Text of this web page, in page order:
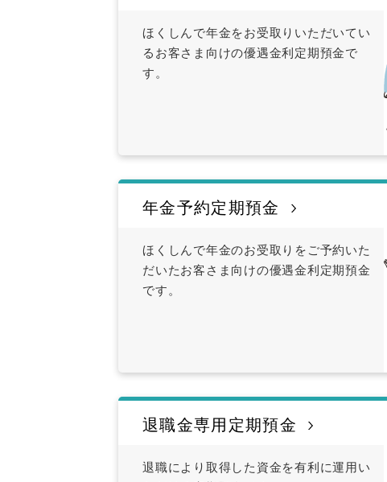
ほくしんで年金をお受取りいただいてい
るお客さま向けの優遇金利定期預金で
す。
年金予約定期預金
ほくしんで年金のお受取りをご予約いた
だいたお客さま向けの優遇金利定期預金
です。
退職金専用定期預金
退職により取得した資金を有利に運用い